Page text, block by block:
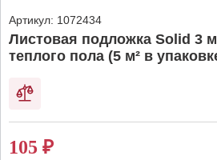
Артикул: 1072434
Листовая подложка Solid 3
теплого пола (5 м² в
105 ₽